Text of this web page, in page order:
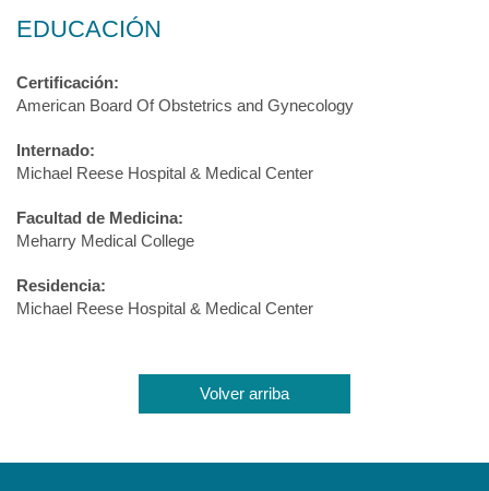
EDUCACIÓN
Certificación:
American Board Of Obstetrics and Gynecology
Internado:
Michael Reese Hospital & Medical Center
Facultad de Medicina:
Meharry Medical College
Residencia:
Michael Reese Hospital & Medical Center
Volver arriba